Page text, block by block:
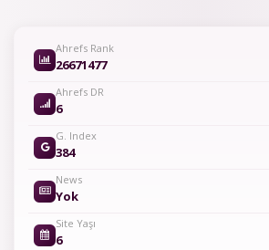
Ahrefs Rank
26671477
Ahrefs DR
6
G. Index
384
News
Yok
Site Yaşı
6